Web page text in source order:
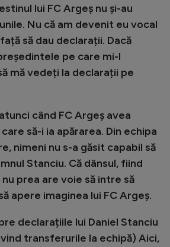
lui FC Argeș nu și-au
Nu că am devenit eu vocal
să dau declarații. Dacă
pe care mi-l
mă vedeți la declarații pe
când FC Argeș avea
să-i ia apărarea. Din echipa
nimeni nu s-a găsit capabil să
Stanciu. Că dânsul, fiind
prea are voie să intre să
apere imaginea lui FC Argeș.
declarațiile lui Daniel Stanciu
transferurile la echipă) Aici,